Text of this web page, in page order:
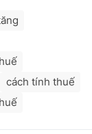
cách tính thuế